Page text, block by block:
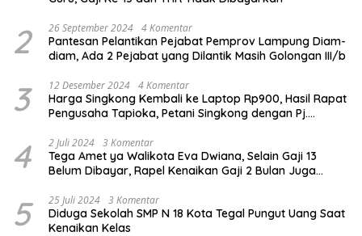
2 26 September 2024 4 Komentar
Pantesan Pelantikan Pejabat Pemprov Lampung Diam-
diam, Ada 2 Pejabat yang Dilantik Masih Golongan III/b
3 12 Desember 2024 4 Komentar
Harga Singkong Kembali ke Laptop Rp900, Hasil Rapat
Pengusaha Tapioka, Petani Singkong dengan Pj.
4 2 Juli 2024 3 Komentar
Tega Amet ya Walikota Eva Dwiana, Selain Gaji 13
Belum Dibayar, Rapel Kenaikan Gaji 2 Bulan Juga
5 25 Juli 2024 3 Komentar
Diduga Sekolah SMP N 18 Kota Tegal Pungut Uang Saat
Kenaikan Kelas